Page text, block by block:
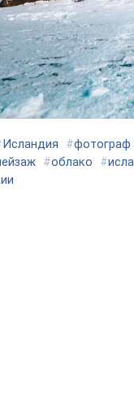
Исландия #фотограф
#облако #